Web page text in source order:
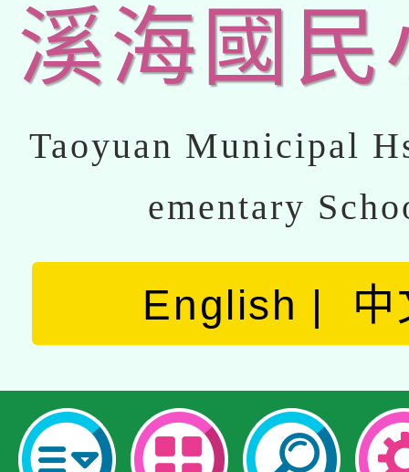
溪海國民
Taoyuan Municipal
ementary
English 中